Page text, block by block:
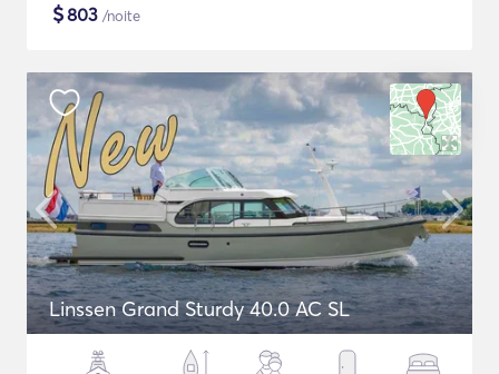
$803 /noite
Linssen Grand Sturdy 40.0 AC SL